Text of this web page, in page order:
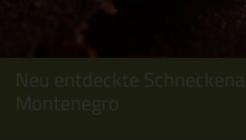
Neu entdeckte
Montenegro